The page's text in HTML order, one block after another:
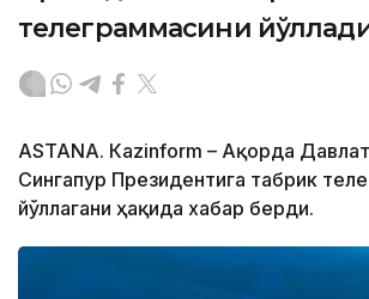
телеграммасини
ASTANА. Кazinform – Ақорда
Сингапур Президентига табрик
йўллагани ҳақида хабар берди.